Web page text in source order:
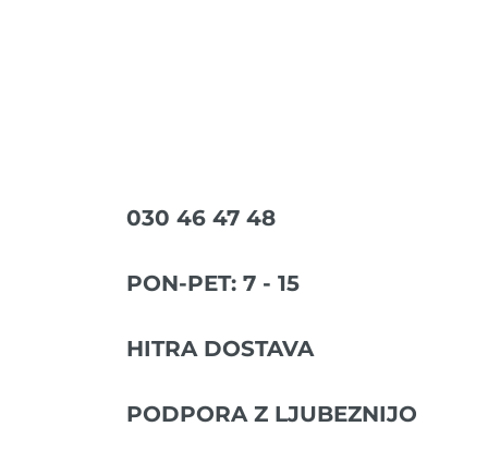
030 46 47 48
PON-PET: 7 - 15
HITRA DOSTAVA
PODPORA Z LJUBEZNIJO